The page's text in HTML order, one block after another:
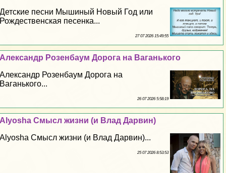
Детские песни Мышиный Новый Год или
Рождественская песенка...
27 07 2026 15:49:55
Александр Розенбаум Дорога на Ваганького
Александр Розенбаум Дорога на
Ваганького...
26 07 2026 5:58:19
Alyosha Смысл жизни (и Влад Дарвин)
Alyosha Смысл жизни (и Влад Дарвин)...
25 07 2026 8:53:53